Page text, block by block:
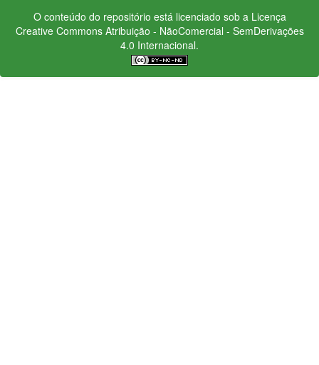
O conteúdo do repositório está licenciado sob a Licença
Creative CommonsAtribuição - NãoComercial - SemDerivações
4.0 Internacional.